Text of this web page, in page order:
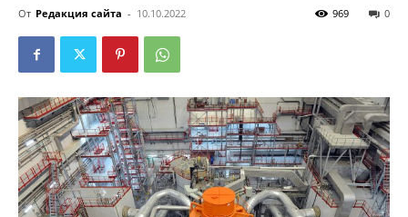
От Редакция сайта - 10.10.2022 0
969